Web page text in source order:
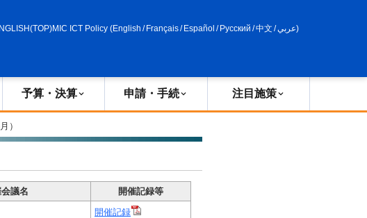
MIC ICT Policy (English / Français/ Español / Русский /中文 /عربي)
予算・決算 申請・手続 注目施策
）
会議名
開催記録等
開催記録